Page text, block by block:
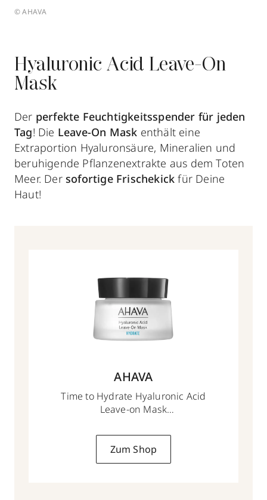
© AHAVA
Hyaluronic Acid Leave-On
Mask
Der perfekte Feuchtigkeitsspender für jeden
Tag! Die Leave-On Mask enthält eine
Extraportion Hyaluronsäure, Mineralien und
beruhigende Pflanzenextrakte aus dem Toten
Meer. Dersofortige Frischekick für Deine
Haut!
AHAVA
Time to Hydrate Hyaluronic Acid
Leave-on Mask
Zum Shop